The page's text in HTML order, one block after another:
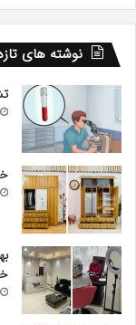
نوشته های